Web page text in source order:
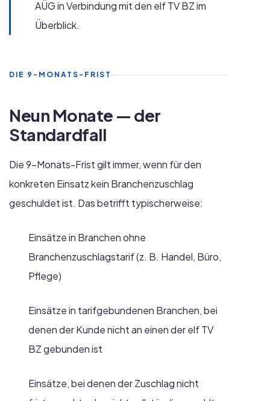
AÜG in Verbindung mit den elf TV BZ im
Überblick.
DIE 9-MONATS-FRIST
Neun Monate — der
Standardfall
Die 9-Monats-Frist gilt immer, wenn für den
konkreten Einsatz kein Branchenzuschlag
geschuldet ist. Das betrifft typischerweise:
Einsätze in Branchen ohne
Branchenzuschlagstarif (z. B. Handel, Büro,
Pflege)
Einsätze in tarifgebundenen Branchen, bei
denen der Kunde nicht an einen der elf TV
BZ gebunden ist
Einsätze, bei denen der Zuschlag nicht